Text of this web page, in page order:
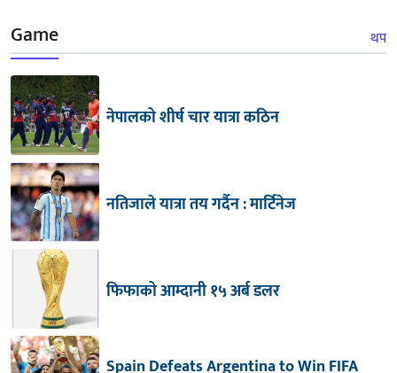
Game थप
नेपालको शीर्ष चार यात्रा कठिन
नतिजाले यात्रा तय गर्दैन : मार्टिनेज
फिफाको आम्दानी १५ अर्ब डलर
Spain Defeats Argentina to Win FIFA